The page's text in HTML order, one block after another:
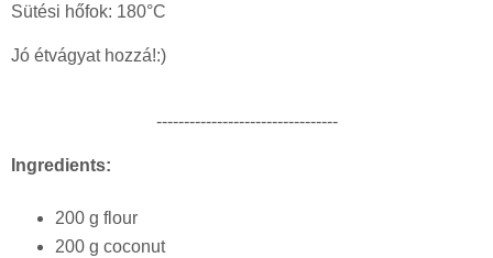
Sütési hőfok: 180°C
Jó étvágyat hozzá!:)
---------------------------------
Ingredients:
200 g flour
200 g coconut